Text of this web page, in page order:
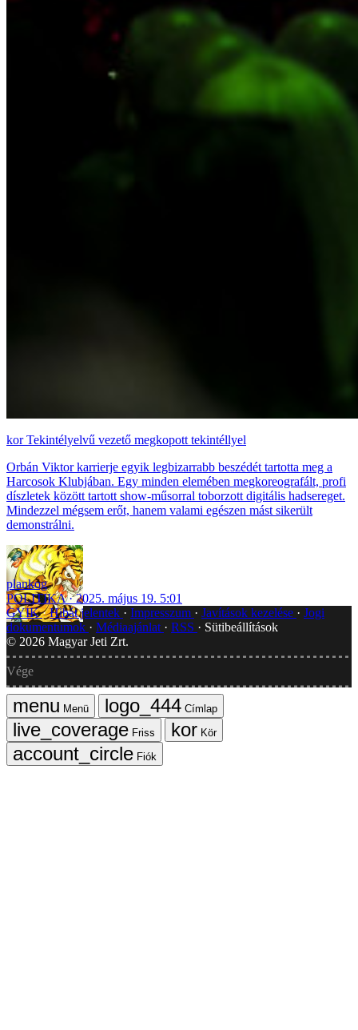
Tekintélyelvű vezető megkopott tekintéllyel
Orbán Viktor karrierje egyik legbizarrabb beszédét tartotta meg a
Harcosok Klubjában. Egy minden elemében megkoreografált, profi
díszletek között tartott show-műsorral toborzott digitális hadsereget.
Mindezzel mégsem erőt, hanem valami egészen mást sikerült
demonstrálni.
plankog
POLITIKA
2025. május 19. 5:01
GYIK Hibát jelentek Impresszum Javítások kezelése
Jogi
dokumentumok
Médiaajánlat RSS
Sütibeállítások
© 2026 Magyar Jeti Zrt.
Vége
Menü
Címlap
Friss
Kör
Fiók